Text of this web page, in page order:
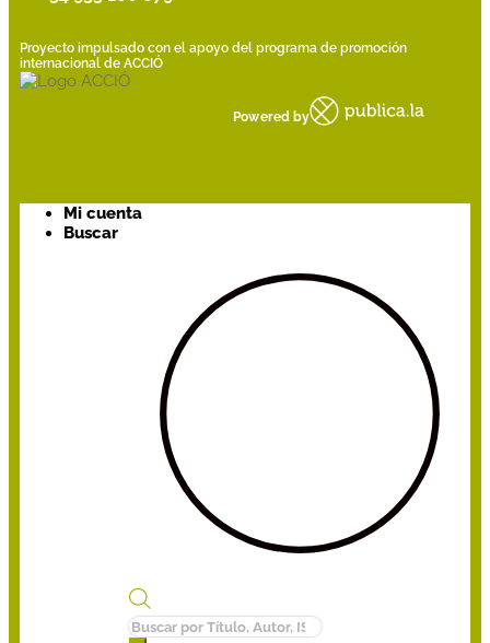
Proyecto impulsado con el apoyo del programa de promoción
internacional de ACCIÓ
Powered by
Mi cuenta
Buscar
Búsqueda